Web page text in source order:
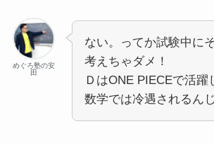
めぐろ塾の安
田
ない。ってか試験中に
考えちゃダメ！
ＤはONE PIECEで活躍
数学では冷遇されるん